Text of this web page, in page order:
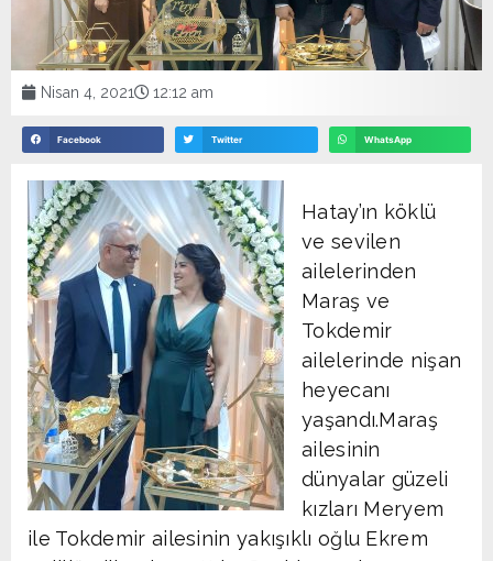
Nisan 4, 2021 12:12 am
Facebook Twitter WhatsApp
Hatay’ın köklü
ve sevilen
ailelerinden
Maraş ve
Tokdemir
ailelerinde nişan
heyecanı
yaşandı.Maraş
ailesinin
dünyalar güzeli
kızları Meryem
ile Tokdemir ailesinin yakışıklı oğlu Ekrem